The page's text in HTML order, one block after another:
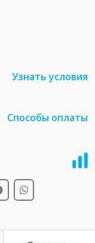
Узнать условия
Способы оплаты